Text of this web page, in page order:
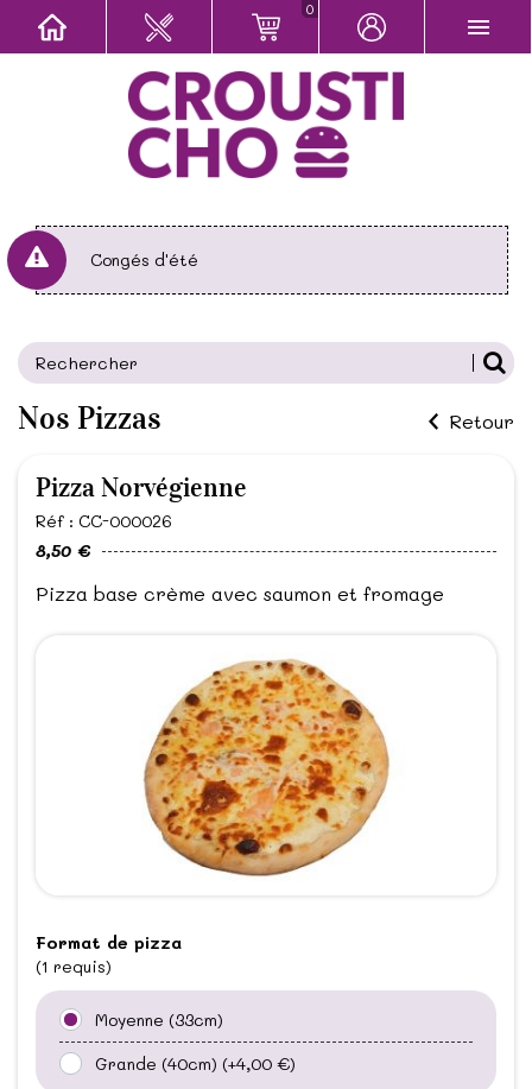
0
Congés d'été
Nos Pizzas Retour
Pizza Norvégienne
Réf : CC-000026
8,50 €
Pizza base crème avec saumon et fromage
Format de pizza
(1 requis)
Moyenne (33cm)
Grande (40cm) (+4,00 €)